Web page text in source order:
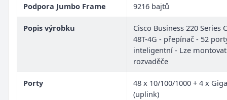
Podpora Jumbo Frame 9216 bajtů
Popis výrobku
Cisco Business 220 Series
48T-4G - přepínač - 52
inteligentní - Lze
rozvaděče
Porty
48 x 10/100/1000 + 4 x
(uplink)